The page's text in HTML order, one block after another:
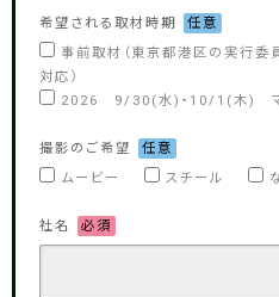
希望される取材時期
任意
事前取材（東京都港区の実行委
対応）
2026 9/30(水)・10/1(木) マ
撮影のご希望
任意
ムービー
スチール
社名 必須